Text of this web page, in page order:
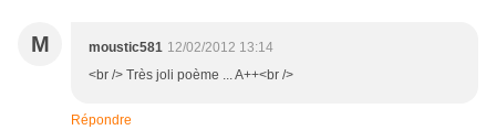
M moustic581 12/02/2012 13:14
<br /> Très joli poème ... A++<br />
Répondre